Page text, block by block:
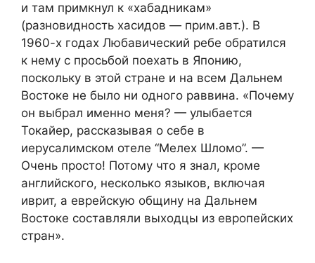
и там примкнул к «хабадникам»
(разновидность хасидов — прим.авт.). В
1960-х годах Любавический ребе обратился
к нему с просьбой поехать в Японию,
поскольку в этой стране и на всем Дальнем
Востоке не было ни одного раввина. «Почему
он выбрал именно меня? — улыбается
Токайер, рассказывая о себе в
иерусалимском отеле “Мелех Шломо”. —
Очень просто! Потому что я знал, кроме
английского, несколько языков, включая
иврит, а еврейскую общину на Дальнем
Востоке составляли выходцы из европейских
стран».